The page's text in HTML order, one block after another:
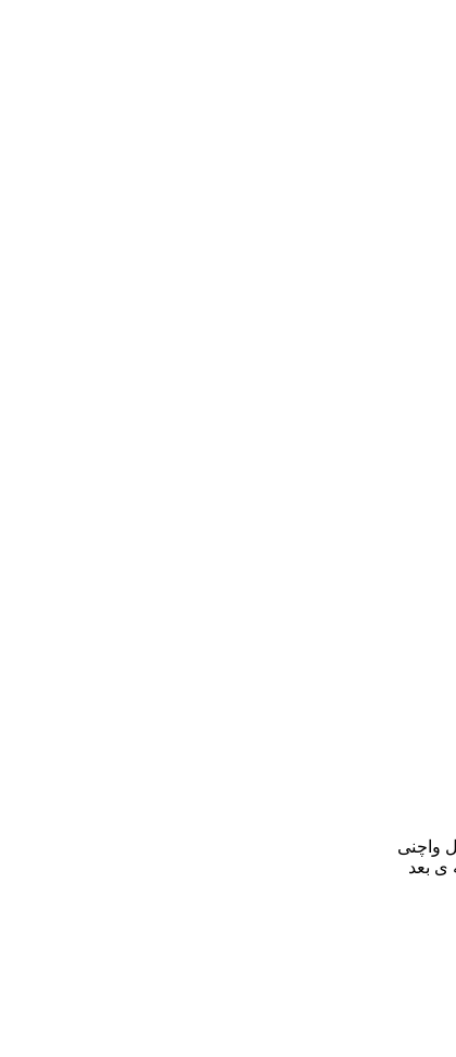
واچنی
ی بعد